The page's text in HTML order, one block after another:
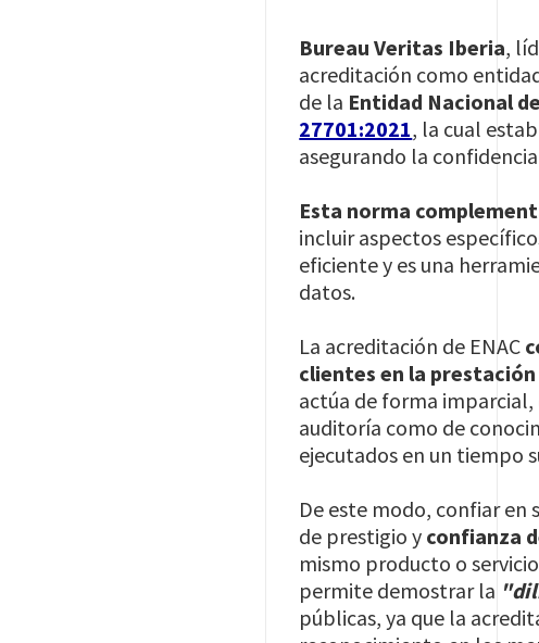
Bureau Veritas Iberia,
acreditación como
de la Entidad Nacional
27701:2021, la cual
asegurando la
Esta norma
incluir aspectos
eficiente y es una
datos.
La acreditación de ENAC
clientes en la
actúa de forma
auditoría como de
ejecutados en un tiempo
De este modo, confiar en
de prestigio y confianza
mismo producto o
permite demostrar la
públicas, ya que la